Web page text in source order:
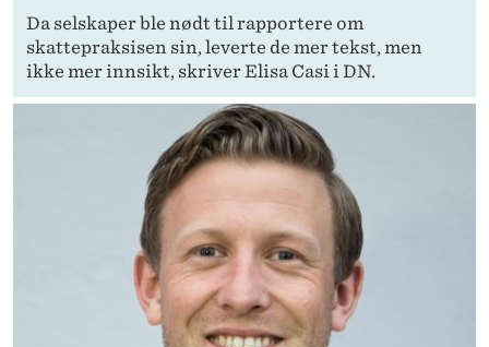
Da selskaper ble nødt til rapportere om
skattepraksisen sin, leverte de mer tekst, men
ikke mer innsikt, skriver Elisa Casi i DN.